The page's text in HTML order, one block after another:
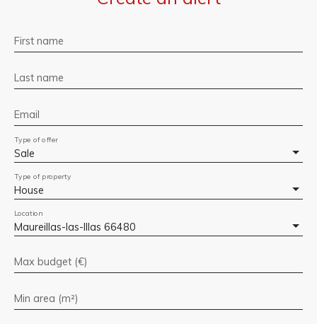
First name
Last name
Email
Sale
Type of offer
House
Type of property
Maureillas-las-Illas 66480
Location
Max budget (€)
Min area (m²)